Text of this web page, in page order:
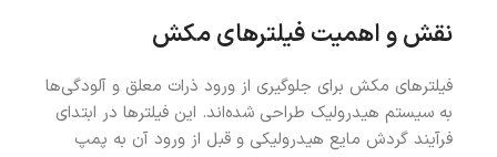
نقش و اهمیت فیلترهای مکش
فیلترهای مکش برای جلوگیری از ورود ذرات معلق و آلودگی‌ها
به سیستم هیدرولیک طراحی شده‌اند. این فیلترها در ابتدای
فرآیند گردش مایع هیدرولیکی و قبل از ورود آن به پمپ